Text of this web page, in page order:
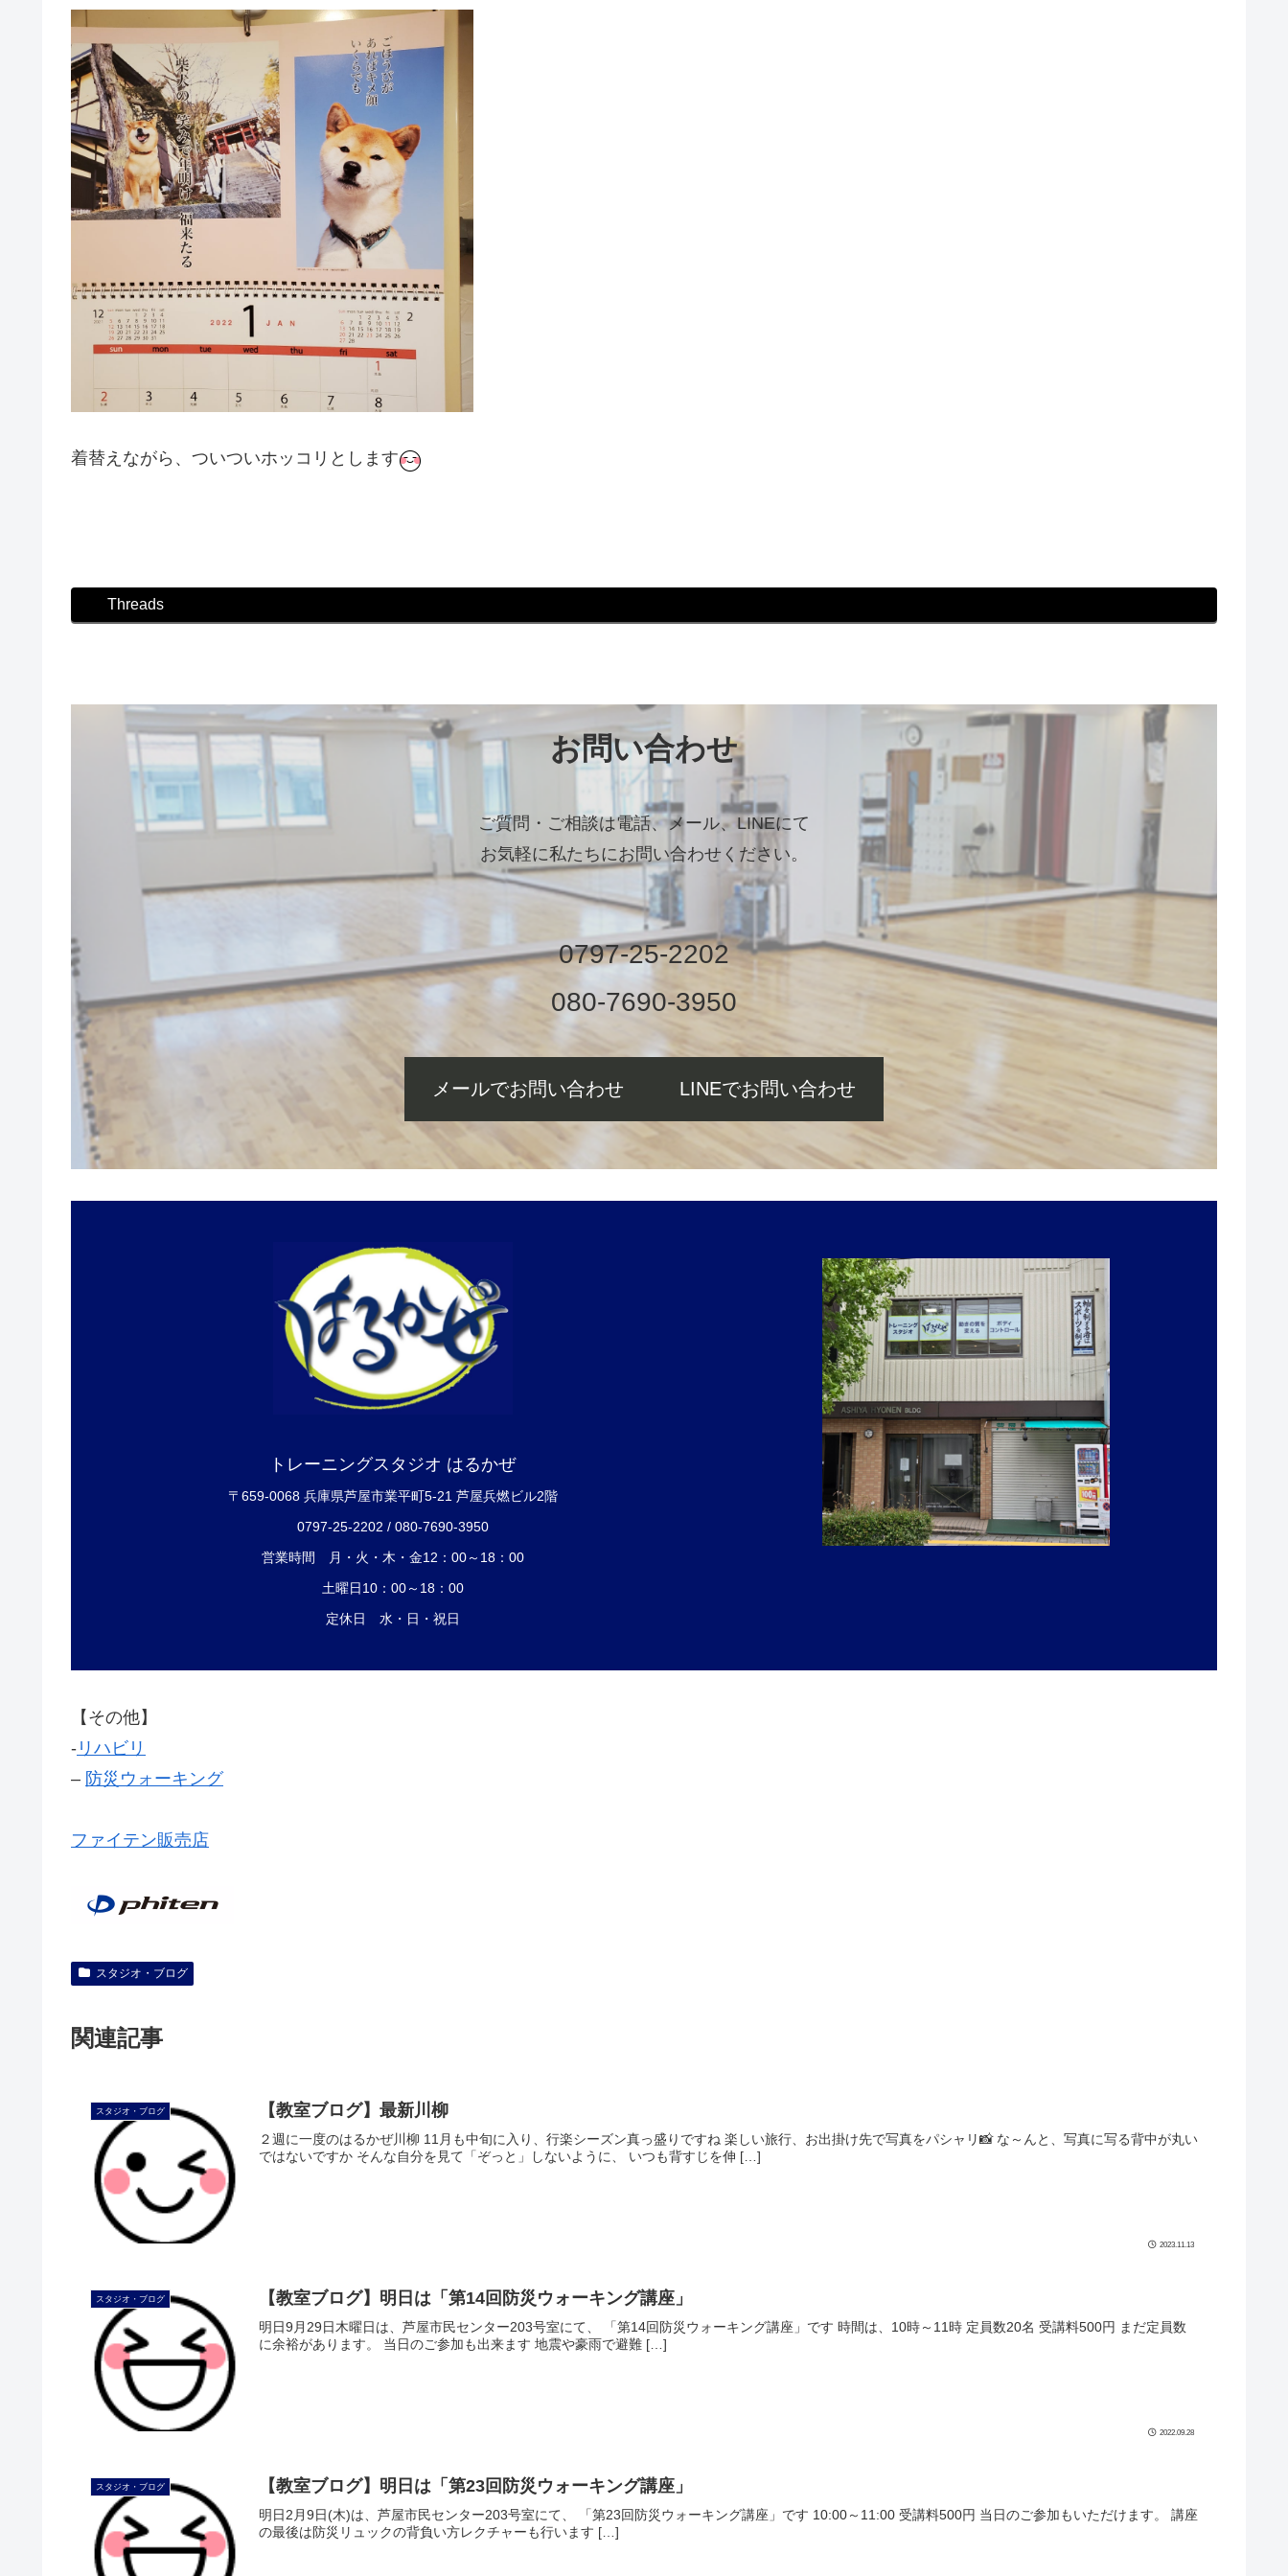
着替えながら、ついついホッコリとします
Threads
お問い合わせ
ご質問・ご相談は電話、メール、LINEにて
お気軽に私たちにお問い合わせください。
0797-25-2202
080-7690-3950
メールでお問い合わせ LINEでお問い合わせ
トレーニングスタジオ はるかぜ
〒659-0068 兵庫県芦屋市業平町5-21 芦屋兵燃ビル2階
0797-25-2202 / 080-7690-3950
営業時間 月・火・木・金12：00～18：00
土曜日10：00～18：00
定休日 水・日・祝日
【その他】
‐ リハビリ
– 防災ウォーキング
ファイテン販売店
スタジオ・ブログ
関連記事
スタジオ・ブログ 【教室ブログ】最新川柳
２週に一度のはるかぜ川柳 11月も中旬に入り、行楽シーズン真っ盛りですね 楽しい旅行、お出掛け先で写真をパシャリ📸 な～んと、写真に写る背中が丸い
ではないですか そんな自分を見て「ぞっと」しないように、 いつも背すじを伸 […]
2023.11.13
スタジオ・ブログ 【教室ブログ】明日は「第14回防災ウォーキング講座」
明日9月29日木曜日は、芦屋市民センター203号室にて、 「第14回防災ウォーキング講座」です 時間は、10時～11時 定員数20名 受講料500円 まだ定員数
に余裕があります。 当日のご参加も出来ます 地震や豪雨で避難 […]
2022.09.28
スタジオ・ブログ 【教室ブログ】明日は「第23回防災ウォーキング講座」
明日2月9日(木)は、芦屋市民センター203号室にて、 「第23回防災ウォーキング講座」です 10:00～11:00 受講料500円 当日のご参加もいただけます。 講座
の最後は防災リュックの背負い方レクチャーも行います […]